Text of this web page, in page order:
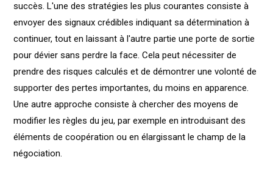
succès. L'une des stratégies les plus courantes consiste à
envoyer des signaux crédibles indiquant sa détermination à
continuer, tout en laissant à l'autre partie une porte de sortie
pour dévier sans perdre la face. Cela peut nécessiter de
prendre des risques calculés et de démontrer une volonté de
supporter des pertes importantes, du moins en apparence.
Une autre approche consiste à chercher des moyens de
modifier les règles du jeu, par exemple en introduisant des
éléments de coopération ou en élargissant le champ de la
négociation.